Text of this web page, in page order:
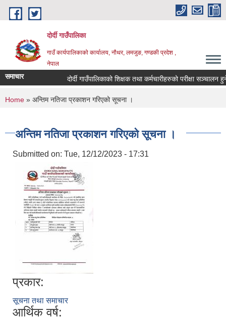
Skip to main content
दोर्दी गाउँपालिका
गाउँ कार्यपालिकाको कार्यालय, नौथर, लमजुङ, गण्डकी प्रदेश ,
नेपाल
समाचार दोर्दी गाउँपालिकाको शिक्षक तथा कर्मचारीहरुको परीक्षा सञ्चालन
You are here
Home » अन्तिम नतिजा प्रकाशन गरिएको सूचना ।
अन्तिम नतिजा प्रकाशन गरिएको सूचना ।
Submitted on: Tue, 12/12/2023 - 17:31
प्रकार:
सूचना तथा समाचार
आर्थिक वर्ष: